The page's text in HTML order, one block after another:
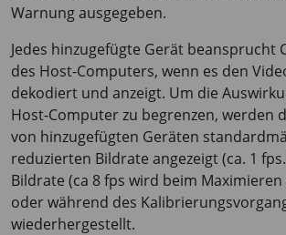
Warnung ausgegeben.
Jedes hinzugefügte Gerät beansprucht
des Host-Computers, wenn es den
dekodiert und anzeigt. Um die
Host-Computer zu begrenzen, werden
von hinzugefügten Geräten
reduzierten Bildrate angezeigt (ca. 1 fps
Bildrate (ca 8 fps wird beim Maximieren
oder während des
wiederhergestellt.